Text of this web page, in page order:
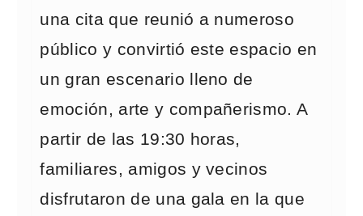
una cita que reunió a numeroso
público y convirtió este espacio en
un gran escenario lleno de
emoción, arte y compañerismo. A
partir de las 19:30 horas,
familiares, amigos y vecinos
disfrutaron de una gala en la que